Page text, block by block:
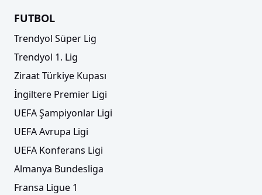
FUTBOL
Trendyol Süper Lig
Trendyol 1. Lig
Ziraat Türkiye Kupası
İngiltere Premier Ligi
UEFA Şampiyonlar Ligi
UEFA Avrupa Ligi
UEFA Konferans Ligi
Almanya Bundesliga
Fransa Ligue 1